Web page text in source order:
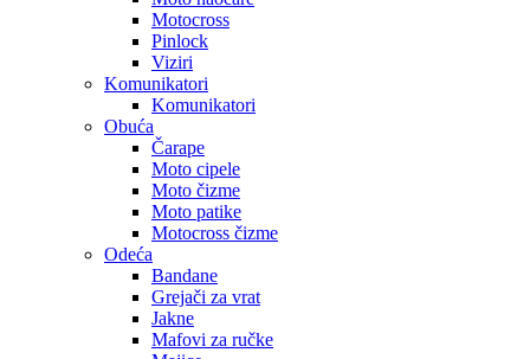
Motocross
Pinlock
Viziri
Komunikatori
Komunikatori
Obuća
Čarape
Moto cipele
Moto čizme
Moto patike
Motocross čizme
Odeća
Bandane
Grejači za vrat
Jakne
Mafovi za ručke